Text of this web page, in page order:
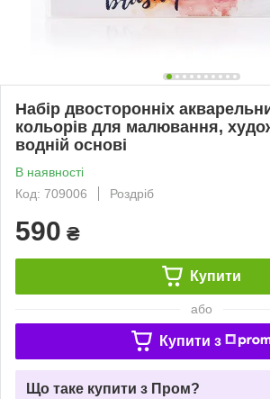
Набір двосторонніх
кольорів для малювання,
водній основі
В наявності
Код: 709006
Роздріб
590 ₴
Купити
або
Купити з
Що таке купити з Пром?